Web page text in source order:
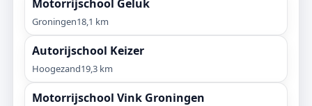
Motorrijschool Geluk
Groningen18,1 km
Autorijschool Keizer
Hoogezand19,3 km
Motorrijschool Vink Groningen